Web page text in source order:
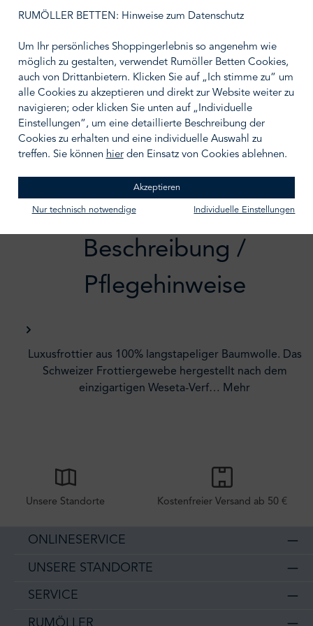
Größe wählenauswählen
IN DEN WARENKORB
Zum Merkzettel hinzufügen
Beschreibung /
Pflegehinweise
Luxusfrottier aus 100% langstapeliger Baumwolle. Das
Schweizer Frottiergewebe hergestellt nach dem
einzigartigen Weseta-Verf… Mehr
Unsere Standorte Kostenfreier Versand ab 50 €
ONLINESERVICE
UNSERE STANDORTE
SERVICE
RUMÖLLER
RUMÖLLER BETTEN: Hinweise zum Datenschutz
Um Ihr persönliches Shoppingerlebnis so angenehm wie
möglich zu gestalten, verwendet Rumöller Betten Cookies,
auch von Drittanbietern. Klicken Sie auf „Ich stimme zu“ um
alle Cookies zu akzeptieren und direkt zur Website weiter zu
navigieren; oder klicken Sie unten auf „Individuelle
Einstellungen“, um eine detaillierte Beschreibung der
Cookies zu erhalten und eine individuelle Auswahl zu
treffen. Sie können hierden Einsatz von Cookies ablehnen.
Akzeptieren
Nur technisch notwendige Individuelle Einstellungen